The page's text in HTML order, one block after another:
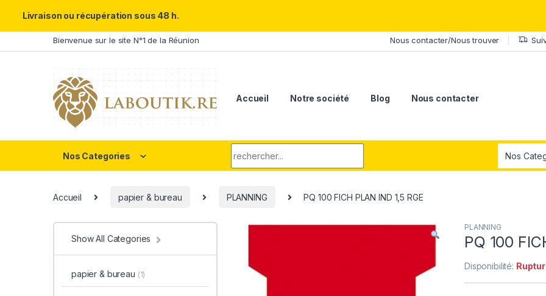
Skip to navigation
Skip to contentBienvenue sur le site N°1 de la Réunion Nous contacter/Nous trouver
Accueil Notre société Blog Nous contacter
Nos Categories
Accueil papier & bureau PLANNING PQ 100 FICH PLAN IND 1,5 RGE
PLANNING
PQ 100
Disponibilité:
Show All Categories
papier & bureau (1)
Livraison ou récupération sous 48 h.